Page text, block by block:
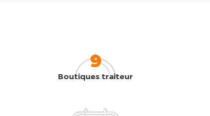
9
Boutiques traiteur